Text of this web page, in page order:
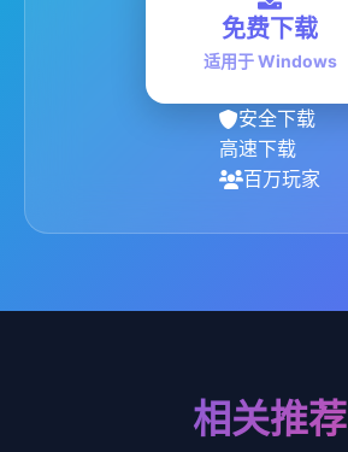
免费下载
适用于 Windows
安全下载
高速下载
百万玩家
相关推荐